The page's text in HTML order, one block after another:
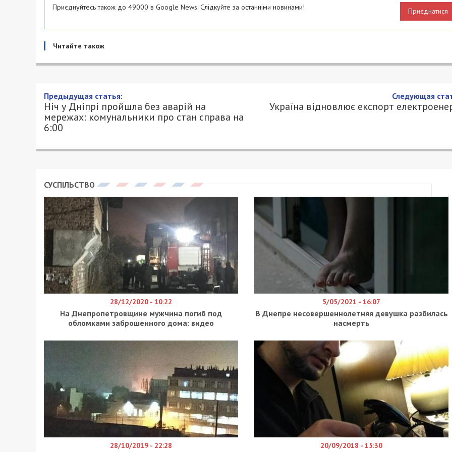
Приєднуйтесь також до 49000 в Google News. Слідкуйте за останніми новинами! Приєднатися
Читайте також
Предыдущая статья:
Ніч у Дніпрі пройшла без аварій на
мережах: комунальники про стан справа на
6:00
Следующая
Україна відновлює експорт
СУСПІЛЬСТВО
28/12/2020 - 10:22
На Днепропетровщине мужчина погиб под
обломками заброшенного дома: видео
5/05/2021 - 16:07
В Днепре несовершеннолетняя девушка разбилась
насмерть
28/10/2019 - 22:28 20/09/2018 - 15:30